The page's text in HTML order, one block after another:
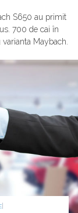
S650 au primit
700 de cai în
Maybach.